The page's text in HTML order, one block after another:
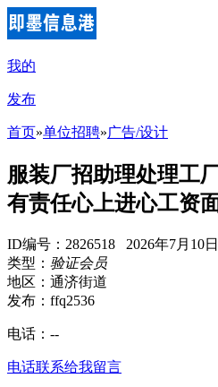
我的
发布
首页»单位招聘»广告/设计
服装厂招助理处理工
有责任心上进心工资
ID编号：2826518 2026年7月10
类型： 验证会员
地区：通济街道
发布：ffq2536
电话： --
电话联系给我留言